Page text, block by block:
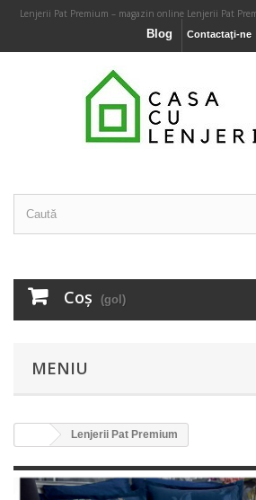
Lenjerii Pat Premium – magazin online Lenjerii Pat
Contactaţi-ne
Blog
Coş (gol)
MENIU
Lenjerii Pat Premium